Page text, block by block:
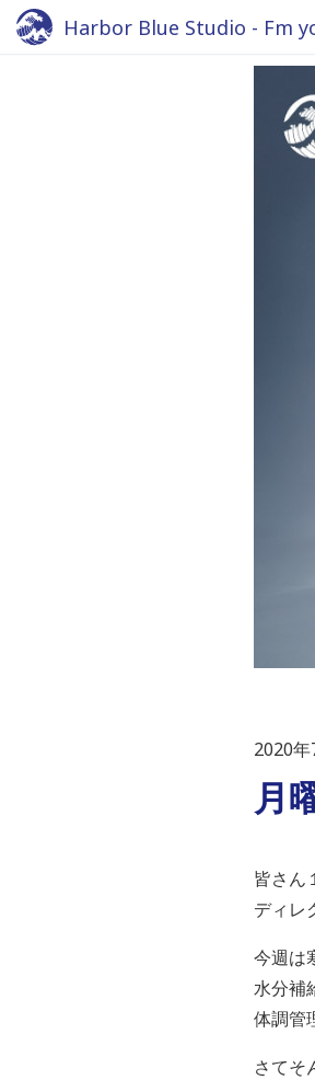
Harbor Blue Studio - Fm
2020
月
皆さん
ディレ
今週は
水分補
体調管
さてそ